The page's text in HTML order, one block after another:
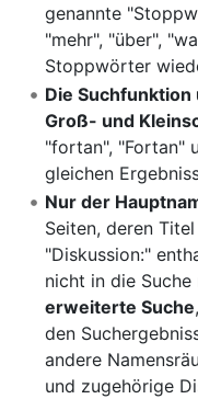
genannte
"mehr", "über",
Stoppwörter
Die
Groß- und
"fortan", "Fortan"
gleichen
Nur der
Seiten, deren
"Diskussion:"
nicht in die
erweiterte Suche
den
andere
und zugehörige